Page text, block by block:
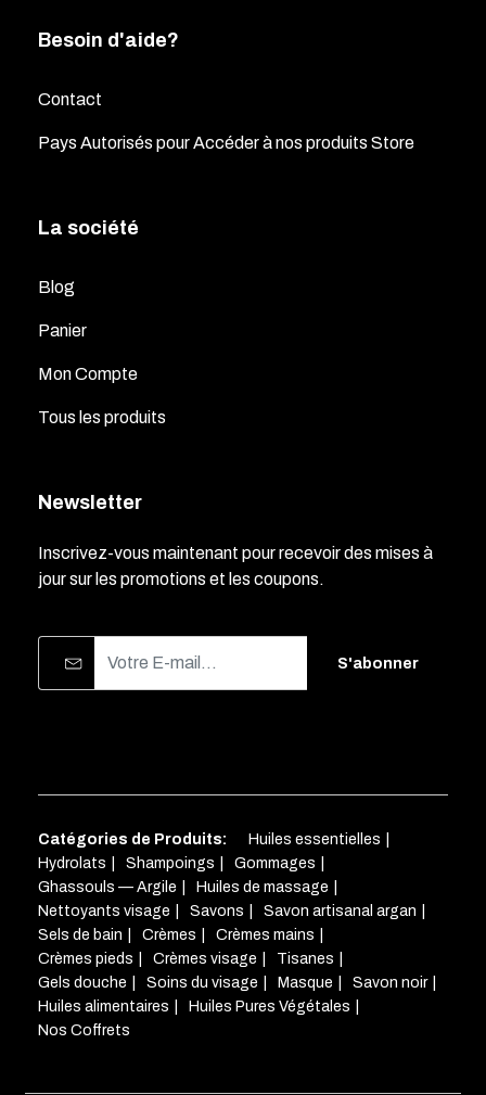
Besoin d'aide?
Contact
Pays Autorisés pour Accéder à nos produits Store
La société
Blog
Panier
Mon Compte
Tous les produits
Newsletter
Inscrivez-vous maintenant pour recevoir des mises à
jour sur les promotions et les coupons.
S'abonner
Catégories de Produits:
Huiles essentielles
Hydrolats
Shampoings
Gommages
Ghassouls — Argile
Huiles de massage
Nettoyants visage
Savons
Savon artisanal argan
Sels de bain
Crèmes
Crèmes mains
Crèmes pieds
Crèmes visage
Tisanes
Gels douche
Soins du visage Masque
Savon noir
Huiles alimentaires
Huiles Pures Végétales
Nos Coffrets